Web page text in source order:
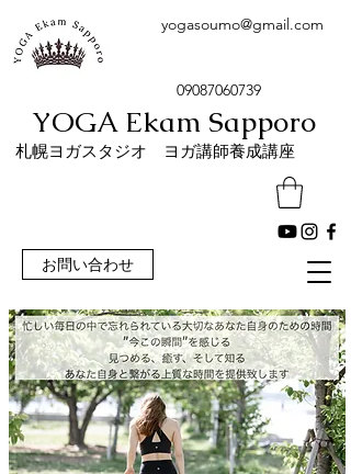
yogasoumo@gmail.com
09087060739
お問い合わせ
YOGA Ekam Sapporo
​札幌ヨガスタジオ ヨガ講師養成講座